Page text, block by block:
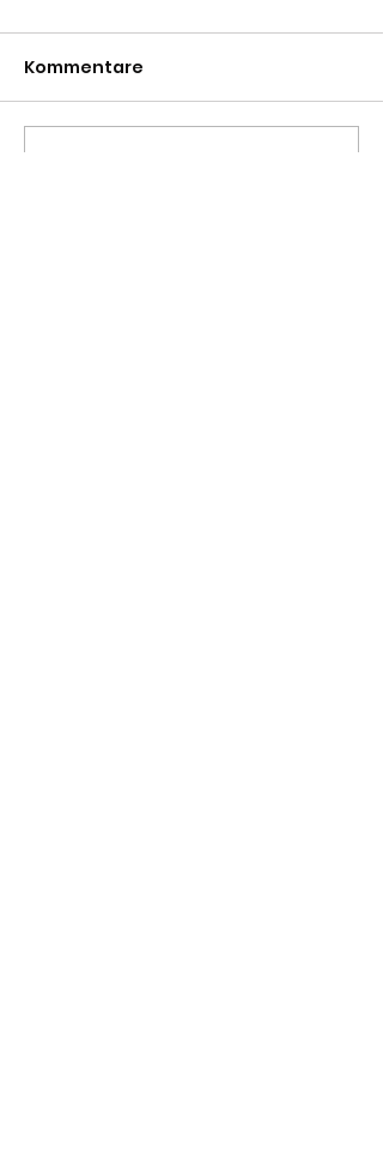
Kommentare